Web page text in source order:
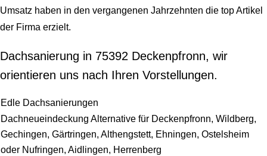
Umsatz haben in den vergangenen Jahrzehnten die top Artikel
der Firma erzielt.
Dachsanierung in 75392 Deckenpfronn, wir
orientieren uns nach Ihren Vorstellungen.
Edle Dachsanierungen
Dachneueindeckung Alternative für Deckenpfronn, Wildberg,
Gechingen, Gärtringen, Althengstett, Ehningen, Ostelsheim
oder Nufringen, Aidlingen, Herrenberg